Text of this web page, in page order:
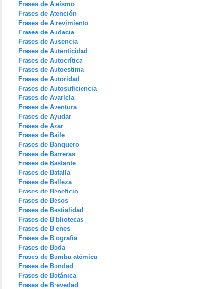
Frases de Ateísmo
Frases de Atención
Frases de Atrevimiento
Frases de Audacia
Frases de Ausencia
Frases de Autenticidad
Frases de Autocrítica
Frases de Autoestima
Frases de Autoridad
Frases de Autosuficiencia
Frases de Avaricia
Frases de Aventura
Frases de Ayudar
Frases de Azar
Frases de Baile
Frases de Banquero
Frases de Barreras
Frases de Bastante
Frases de Batalla
Frases de Belleza
Frases de Beneficio
Frases de Besos
Frases de Bestialidad
Frases de Bibliotecas
Frases de Bienes
Frases de Biografía
Frases de Boda
Frases de Bomba atómica
Frases de Bondad
Frases de Botánica
Frases de Brevedad